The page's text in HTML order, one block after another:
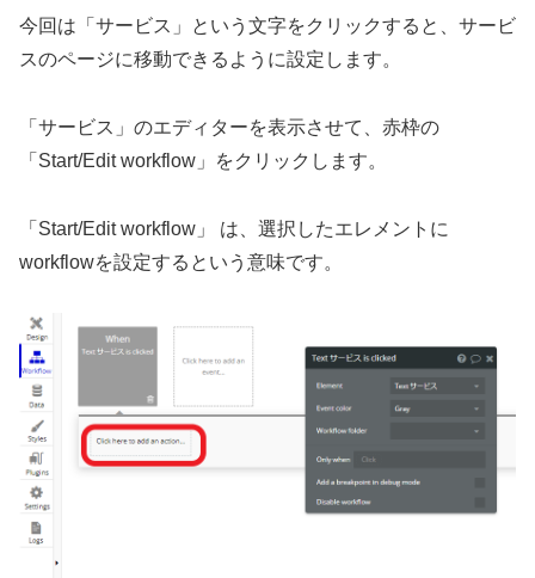
今回は「サービス」という文字をクリックすると、サービ
スのページに移動できるように設定します。
「サービス」のエディターを表示させて、赤枠の
「Start/Edit workflow」をクリックします。
「Start/Edit workflow」 は、選択したエレメントに
workflowを設定するという意味です。